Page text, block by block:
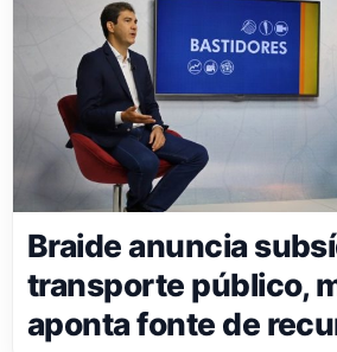
Braide anuncia
transporte público,
aponta fonte de